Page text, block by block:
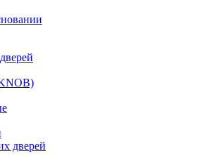
дверей